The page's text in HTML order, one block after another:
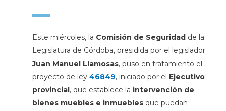
Este miércoles, la Comisión de Seguridadde la
Legislatura de Córdoba, presidida por el legislador
Juan Manuel Llamosas, puso en tratamiento el
proyecto de ley 46849, iniciado por el Ejecutivo
provincial, que establece la intervención de
bienes muebles e inmueblesque puedan